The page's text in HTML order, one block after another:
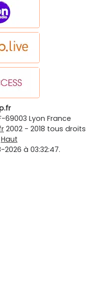
69003 Lyon France
2002 - 2018 tous droits
Haut
à 03:32:47.